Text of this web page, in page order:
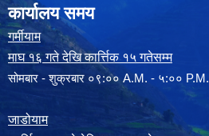
कार्यालय समय
गर्मीयाम
माघ १६ गते देखि कार्त्तिक १५ गतेसम्म
सोमबार - शुक्रबार ०९:०० A.M. - ५:०० P.M.
जाडोयाम